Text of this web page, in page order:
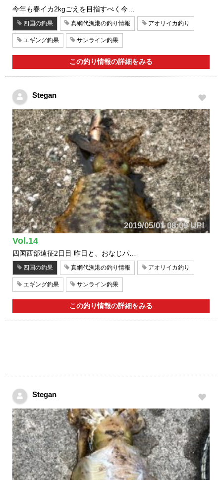
今年も春イカ2kgごえを目指すべく今…
四国の釣果 真網代漁港の釣り情報 アオリイカ釣り
エギング釣果 サンライン釣果
この釣り情報の詳細をみる
Stegan
2019/05/01 08:09 UP!
Vol.14
四国西部遠征2日目 昨日と、おなじパ…
四国の釣果 真網代漁港の釣り情報 アオリイカ釣り
エギング釣果 サンライン釣果
この釣り情報の詳細をみる
Stegan